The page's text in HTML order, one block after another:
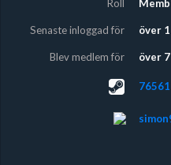
Roll
Senaste inloggad för över
Blev medlem för över